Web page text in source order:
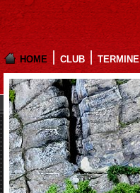
HOME CLUB TERMINE